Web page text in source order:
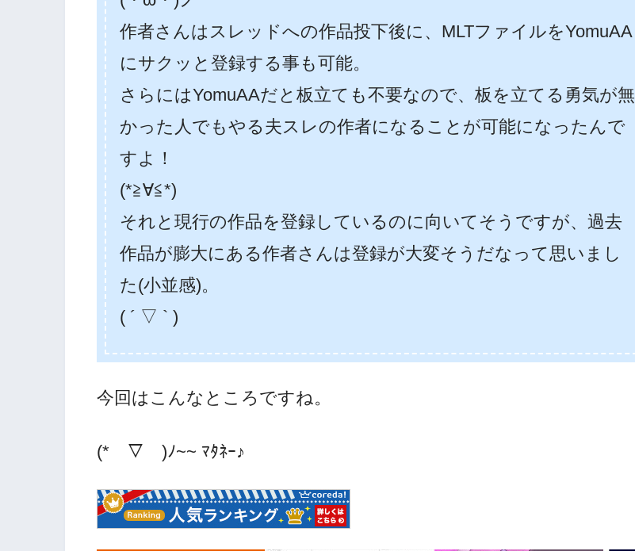
作者さんはスレッドへの作品投下後に、MLTファイルをYomuAA
にサクッと登録する事も可能。
さらにはYomuAAだと板立ても不要なので、板を立てる勇気が無
かった人でもやる夫スレの作者になることが可能になったんで
すよ！
(*≧∀≦*)
それと現行の作品を登録しているのに向いてそうですが、過去
作品が膨大にある作者さんは登録が大変そうだなって思いまし
た(小並感)。
( ´ ▽ ` )
今回はこんなところですね。
(*￣▽￣)ﾉ~~ ﾏﾀﾈｰ♪